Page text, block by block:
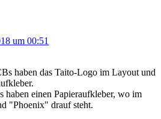
um 00:51
haben das Taito-Logo im Layout und
haben einen Papieraufkleber, wo im
"Phoenix" drauf steht.